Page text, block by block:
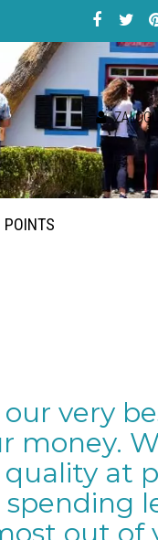
POINTS
very
money.
at
out of